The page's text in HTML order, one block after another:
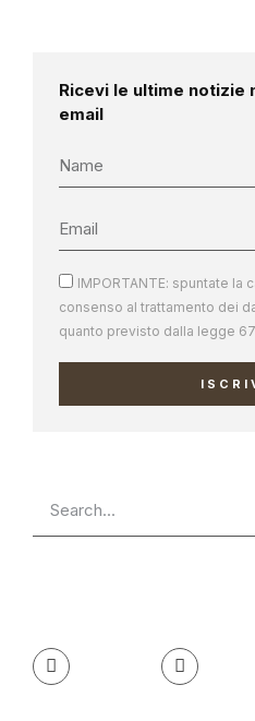
Ricevi le ultime notizie
email
IMPORTANTE: spuntate la
consenso al trattamento dei
quanto previsto dalla legge